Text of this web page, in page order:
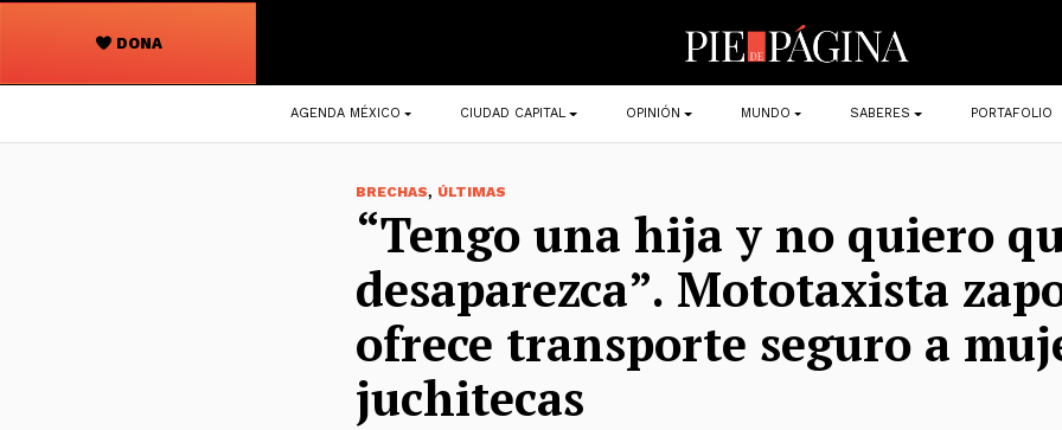
DONA
Navegación
principal
AGENDA MÉXICO CIUDAD CAPITAL OPINIÓN MUNDO SABERES PORTAFOLIO
BRECHAS, ÚLTIMAS
“Tengo una hija y no quiero
desaparezca”. Mototaxista
ofrece transporte seguro a
juchitecas